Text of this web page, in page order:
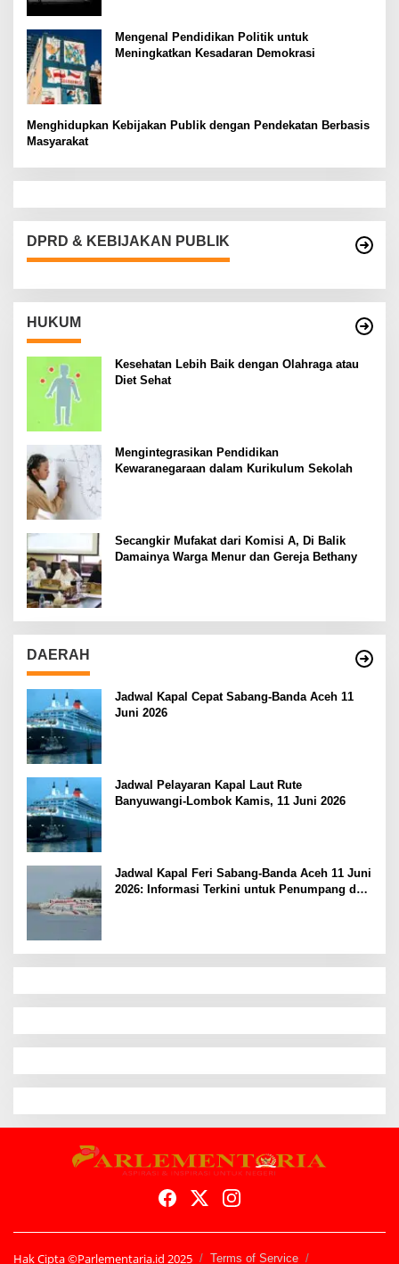
Mengenal Pendidikan Politik untuk
Meningkatkan Kesadaran Demokrasi
Menghidupkan Kebijakan Publik dengan Pendekatan Berbasis
Masyarakat
DPRD & KEBIJAKAN PUBLIK
HUKUM
Kesehatan Lebih Baik dengan Olahraga atau
Diet Sehat
Mengintegrasikan Pendidikan
Kewaranegaraan dalam Kurikulum Sekolah
Secangkir Mufakat dari Komisi A, Di Balik
Damainya Warga Menur dan Gereja Bethany
DAERAH
Jadwal Kapal Cepat Sabang-Banda Aceh 11
Juni 2026
Jadwal Pelayaran Kapal Laut Rute
Banyuwangi-Lombok Kamis, 11 Juni 2026
Jadwal Kapal Feri Sabang-Banda Aceh 11 Juni
2026: Informasi Terkini untuk Penumpang dan
Hak Cipta ©Parlementaria.id 2025 Terms of Service